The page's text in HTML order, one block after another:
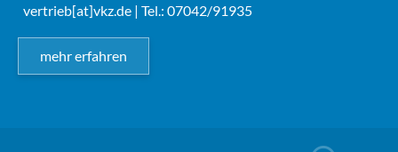
vertrieb[at]vkz.de | Tel.: 07042/91935
mehr erfahren